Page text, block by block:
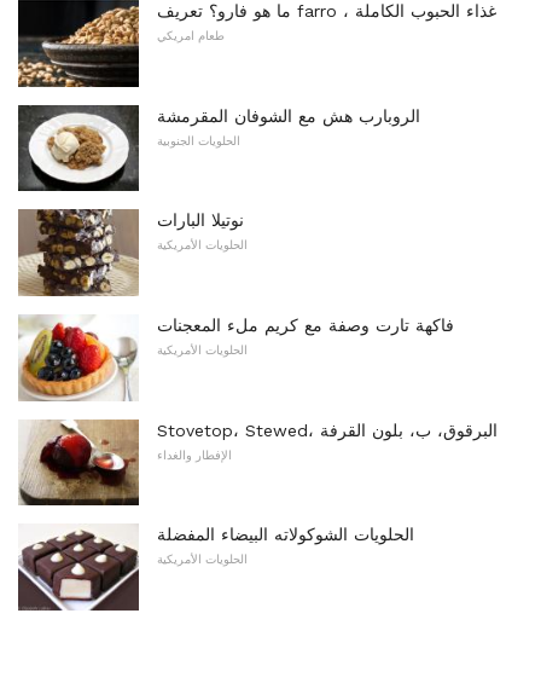
ما هو فارو؟ تعريف farro ، غذاء الحبوب الكاملة
طعام امريكي
الروبارب هش مع الشوفان المقرمشة
الحلويات الجنوبية
نوتيلا البارات
الحلويات الأمريكية
فاكهة تارت وصفة مع كريم ملء المعجنات
الحلويات الأمريكية
Stovetop، Stewed، البرقوق، ب، بلون القرفة
الإفطار والغداء
الحلويات الشوكولاته البيضاء المفضلة
الحلويات الأمريكية